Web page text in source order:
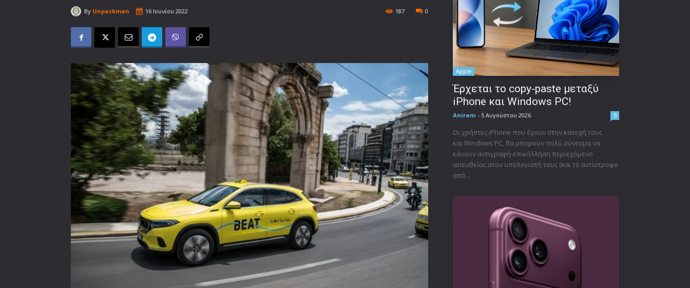
By Unpackman 16 Ιουνίου 2022 0
187
Apple
Έρχεται το copy-paste μεταξύ
iPhone και Windows PC!
Aniram - 5 Αυγούστου 2026 0
Οι χρήστες iPhone που έχουν στην κατοχή τους
και Windows PC, θα μπορούν πολύ σύντομα να
κάνουν αντιγραφή-επικόλληση περιεχόμενο
απευθείας στον υπολογιστή τους (και το αντίστροφο
από...